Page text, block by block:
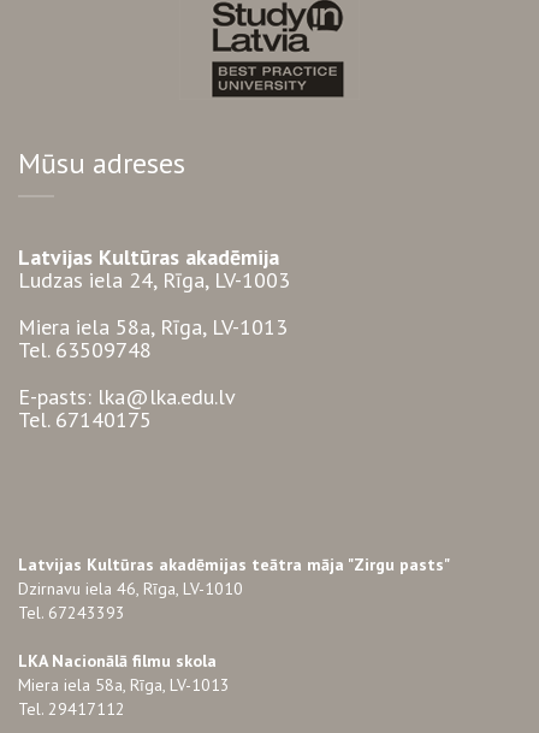
Mūsu adreses
Latvijas Kultūras akadēmija
Ludzas iela 24, Rīga, LV-1003
Miera iela 58a, Rīga, LV-1013
Tel. 63509748
E-pasts: lka@lka.edu.lv
Tel. 67140175
Latvijas Kultūras akadēmijas teātra māja "Zirgu pasts"
Dzirnavu iela 46, Rīga, LV-1010
Tel. 67243393
LKA Nacionālā filmu skola
Miera iela 58a, Rīga, LV-1013
Tel. 29417112